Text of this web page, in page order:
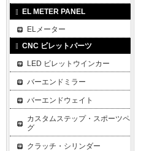
EL METER PANEL
ELメーター
CNC ビレットパーツ
LED ビレットウインカー
バーエンドミラー
バーエンドウェイト
カスタムステップ・スポーツペ
グ
クラッチ・シリンダー